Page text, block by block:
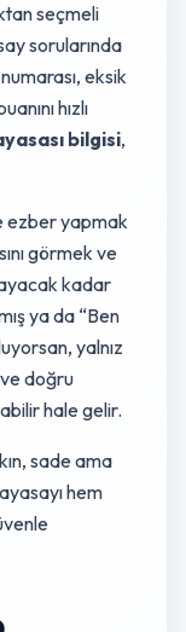
seçmeli
sorularında
eksik
hızlı
bilgisi,
ezber yapmak
görmek ve
kadar
ya da “Ben
yalnız
doğru
hale gelir.
sade ama
hem